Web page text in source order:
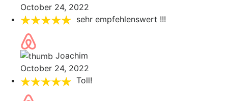
October 24, 2022
sehr empfehlenswert !!!
Joachim
October 24, 2022
Toll!